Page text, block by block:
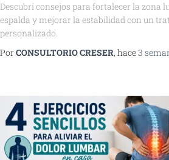
Descubrí consejos para fortalecer la zona
espalda y mejorar la estabilidad con un
personalizado.
PorCONSULTORIO CRESER, hace3